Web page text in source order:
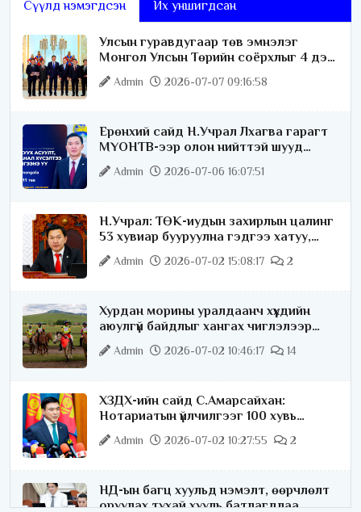
Сүүлд нэмэгдсэн Их уншигдсан
Улсын гуравдугаар төв эмнэлэг
Монгол Улсын Төрийн соёрхлыг 4 дэх
удаагаа хүртлээ
Admin 2026-07-07 09:16:58
Ерөнхий сайд Н.Учрал Лхагва гарагт
МҮОНТВ-ээр олон нийттэй шууд
ярилцана
Admin 2026-07-06 16:07:51
Н.Учрал: ТӨК-иудын захирлын цалинг
53 хувиар бууруулна гэдгээ хатуу,
хариуцлагатайгаар хэлье
Admin 2026-07-02 15:08:17 2
Хурдан морины уралдаанч хүүхдийн
аюулгүй байдлыг хангах чиглэлээр
ажиллаж байна
Admin 2026-07-02 10:46:17 14
ХЗДХ-ийн сайд С.Амарсайхан:
Нотариатын үйлчилгээг 100 хувь
цахимжуулна
Admin 2026-07-02 10:27:55 2
НД-ын багц хуульд нэмэлт, өөрчлөлт
оруулах тухай хууль батлагдлаа